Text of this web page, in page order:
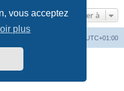
vous acceptez
plus
Aller à
UTC+01:00
© phpBB Limited
fr.com